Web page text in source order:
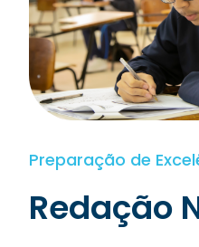
Preparação de
Redação